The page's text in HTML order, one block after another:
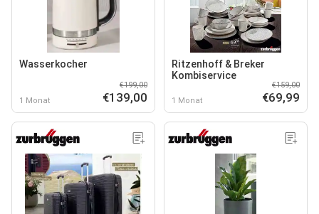
Wasserkocher
1 Monat
€199,00
€139,00
Ritzenhoff & Breker
Kombiservice
1 Monat
€159,00
€69,99